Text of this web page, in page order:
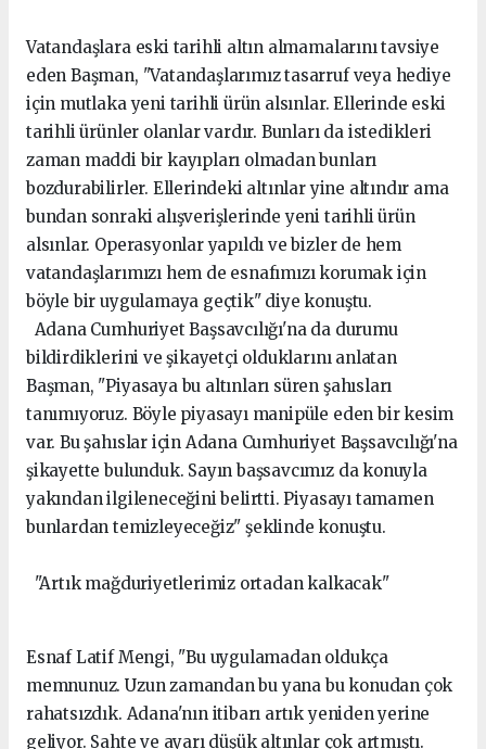
Vatandaşlara eski tarihli altın almamalarını tavsiye
eden Başman, "Vatandaşlarımız tasarruf veya hediye
için mutlaka yeni tarihli ürün alsınlar. Ellerinde eski
tarihli ürünler olanlar vardır. Bunları da istedikleri
zaman maddi bir kayıpları olmadan bunları
bozdurabilirler. Ellerindeki altınlar yine altındır ama
bundan sonraki alışverişlerinde yeni tarihli ürün
alsınlar. Operasyonlar yapıldı ve bizler de hem
vatandaşlarımızı hem de esnafımızı korumak için
böyle bir uygulamaya geçtik" diye konuştu.
Adana Cumhuriyet Başsavcılığı'na da durumu
bildirdiklerini ve şikayetçi olduklarını anlatan
Başman, "Piyasaya bu altınları süren şahısları
tanımıyoruz. Böyle piyasayı manipüle eden bir kesim
var. Bu şahıslar için Adana Cumhuriyet Başsavcılığı'na
şikayette bulunduk. Sayın başsavcımız da konuyla
yakından ilgileneceğini belirtti. Piyasayı tamamen
bunlardan temizleyeceğiz" şeklinde konuştu.
"Artık mağduriyetlerimiz ortadan kalkacak"
Esnaf Latif Mengi, "Bu uygulamadan oldukça
memnunuz. Uzun zamandan bu yana bu konudan çok
rahatsızdık. Adana'nın itibarı artık yeniden yerine
geliyor. Sahte ve ayarı düşük altınlar çok artmıştı.